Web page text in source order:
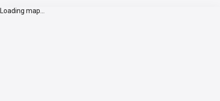
Loading map...